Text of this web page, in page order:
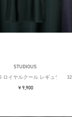
ツ
STUDIOUS
ロイヤルクール レギュラーT
￥9,900